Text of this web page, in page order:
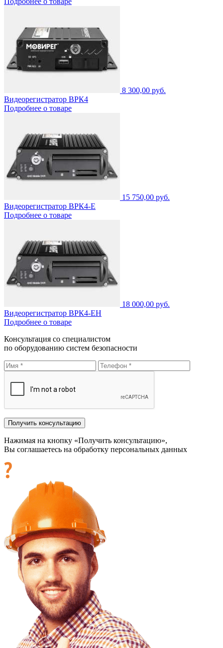
8 300,00 руб.
Видеорегистратор ВРК4
Подробнее о товаре
15 750,00 руб.
Видеорегистратор ВРК4-Е
Подробнее о товаре
18 000,00 руб.
Видеорегистратор ВРК4-ЕН
Подробнее о товаре
Консультация со специалистом
по оборудованию систем безопасности
Нажимая на кнопку «Получить консультацию»,
Вы соглашаетесь на обработку персональных данных